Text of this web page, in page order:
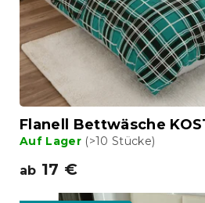
u
n
g
P
o
d
u
k
eFlanell Bettwäsche
Auf Lager (>10 Stücke)
ab 17 €